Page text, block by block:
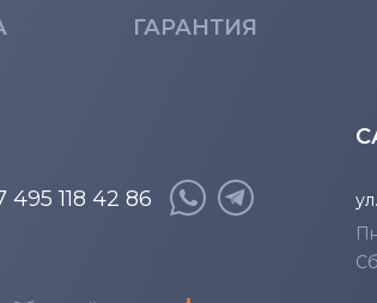
ГАРАНТИЯ
495 118 42 86